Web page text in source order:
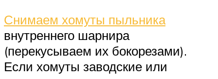
Снимаем хомуты пыльника
внутреннего шарнира
(перекусываем их бокорезами).
Если хомуты заводские или